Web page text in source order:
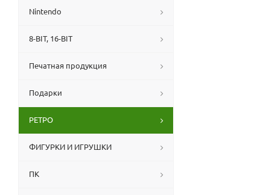
Nintendo
8-BIT, 16-BIT
Печатная продукция
Подарки
РЕТРО
ФИГУРКИ И ИГРУШКИ
ПК